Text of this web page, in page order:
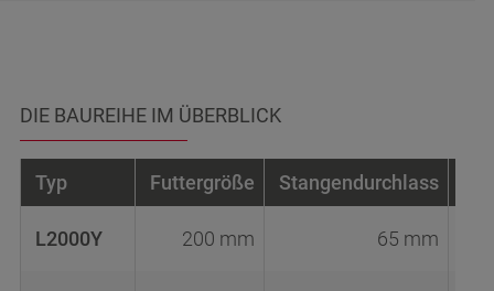
DIE BAUREIHE IM ÜBERBLICK
Typ Futtergröße Stangendurchlass
L2000Y 200 mm 65 mm